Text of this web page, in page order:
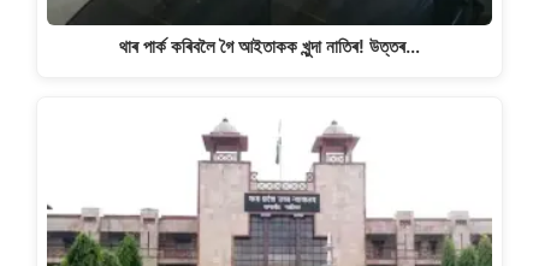
থাৰ পাৰ্ক কৰিবলৈ গৈ আইতাকক খুন্দা নাতিৰ! উত্তৰ…